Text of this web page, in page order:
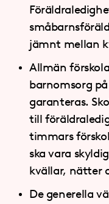
jämnt mellan
Allmän
barnomsorg
garanteras.
till
timmars
ska vara
kvällar, nätter
De generella